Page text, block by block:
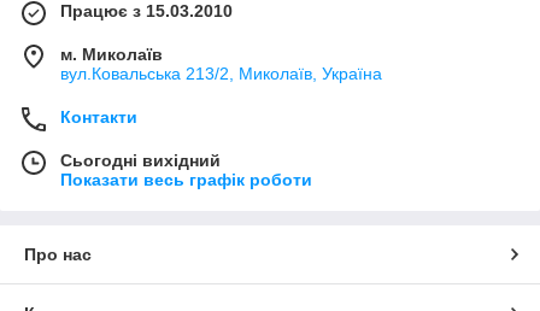
Працює з 15.03.2010
м. Миколаїв
вул.Ковальська 213/2, Миколаїв, Україна
Контакти
Сьогодні вихідний
Показати весь графік роботи
Про нас